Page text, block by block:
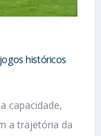
históricos
capacidade,
a trajetória da